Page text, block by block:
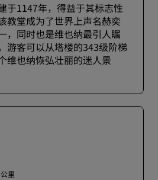
于1147年，得益于其标志性
教堂成为了世界上声名赫奕
，同时也是维也纳最引人瞩
游客可以从塔楼的343级阶梯
维也纳恢弘壮丽的迷人景
里